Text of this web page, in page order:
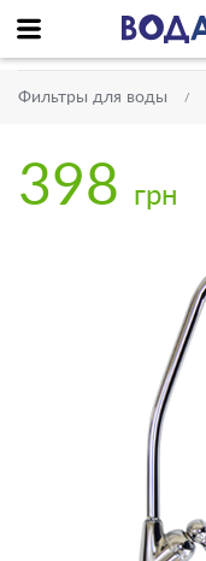
Фильтры для воды
398 грн